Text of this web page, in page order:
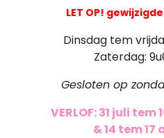
LET OP!
Dinsdag tem
Zaterdag:
Gesloten op
VERLOF: 31 juli
& 14 tem